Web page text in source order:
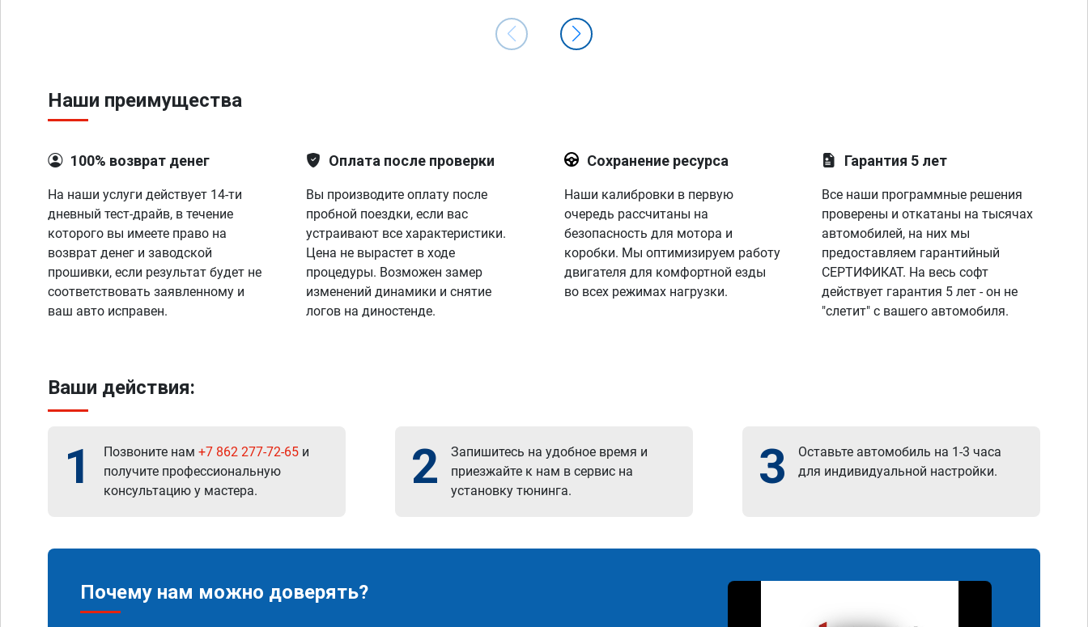
Наши преимущества
100% возврат денег
На наши услуги действует 14-ти
дневный тест-драйв, в течение
которого вы имеете право на
возврат денег и заводской
прошивки, если результат будет не
соответствовать заявленному и
ваш авто исправен.
Оплата после проверки
Вы производите оплату после
пробной поездки, если вас
устраивают все характеристики.
Цена не вырастет в ходе
процедуры. Возможен замер
изменений динамики и снятие
логов на диностенде.
Сохранение ресурса
Наши калибровки в первую
очередь рассчитаны на
безопасность для мотора и
коробки. Мы оптимизируем работу
двигателя для комфортной езды
во всех режимах нагрузки.
Гарантия 5 лет
Все наши программные решения
проверены и откатаны на тысячах
автомобилей, на них мы
предоставляем гарантийный
СЕРТИФИКАТ. На весь софт
действует гарантия 5 лет - он не
"слетит" с вашего автомобиля.
Ваши действия:
1 Позвоните нам +7 862 277-72-65 и
получите профессиональную
консультацию у мастера.
2
Запишитесь на удобное время и
приезжайте к нам в сервис на
установку тюнинга.
3
Оставьте автомобиль на 1-3 часа
для индивидуальной настройки.
Почему нам можно доверять?